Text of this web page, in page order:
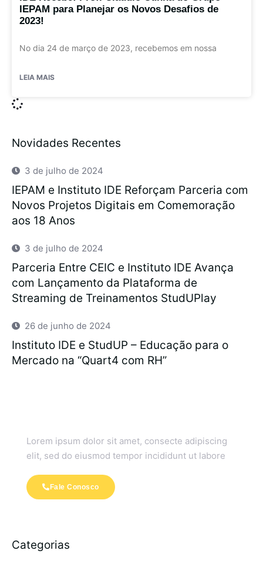
IEPAM para Planejar os Novos Desafios de
2023!
No dia 24 de março de 2023, recebemos em nossa
LEIA MAIS
Novidades Recentes
3 de julho de 2024
IEPAM e Instituto IDE Reforçam Parceria com
Novos Projetos Digitais em Comemoração
aos 18 Anos
3 de julho de 2024
Parceria Entre CEIC e Instituto IDE Avança
com Lançamento da Plataforma de
Streaming de Treinamentos StudUPlay
26 de junho de 2024
Instituto IDE e StudUP – Educação para o
Mercado na “Quart4 com RH”
Lorem ipsum dolor sit amet, consecte adipiscing
elit, sed do eiusmod tempor incididunt ut labore
Fale Conosco
Categorias